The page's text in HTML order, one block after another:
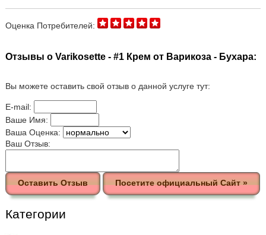
Оценка Потребителей:
Отзывы о Varikosette - #1 Крем от Варикоза - Бухара:
Вы можете оставить свой отзыв о данной услуге тут:
E-mail:
Ваше Имя:
Ваша Оценка:
Ваш Отзыв:
Оставить Отзыв Посетите официальный Сайт »
Категории